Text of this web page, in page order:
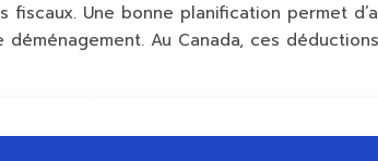
Une bonne planification permet
Au Canada, ces